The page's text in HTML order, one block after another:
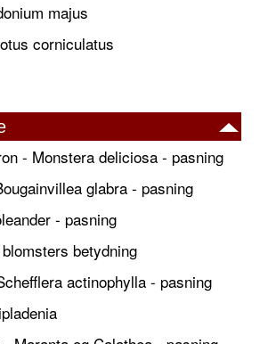
majus
corniculatus
- Monstera deliciosa - pasning
glabra - pasning
- pasning
betydning
actinophylla - pasning